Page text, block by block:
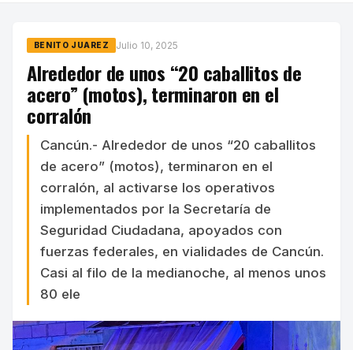
BENITO JUAREZ Julio 10, 2025
Alrededor de unos “20 caballitos de
acero” (motos), terminaron en el
corralón
Cancún.- Alrededor de unos “20 caballitos
de acero” (motos), terminaron en el
corralón, al activarse los operativos
implementados por la Secretaría de
Seguridad Ciudadana, apoyados con
fuerzas federales, en vialidades de Cancún.
Casi al filo de la medianoche, al menos unos
80 ele